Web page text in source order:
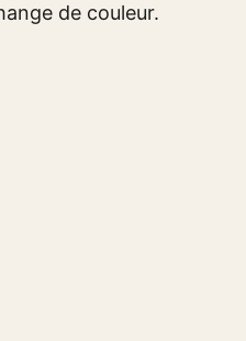
de couleur.